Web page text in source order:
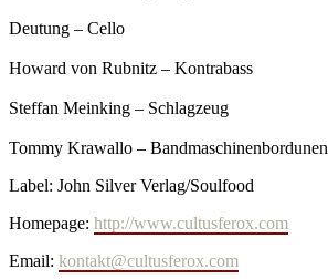
Deutung – Cello
Howard von Rubnitz – Kontrabass
Steffan Meinking – Schlagzeug
Tommy Krawallo – Bandmaschinenbordunen
Label: John Silver Verlag/Soulfood
Homepage: http://www.cultusferox.com
Email: kontakt@cultusferox.com